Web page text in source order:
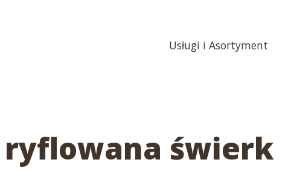
Usługi i Asortyment
ryflowana świerk